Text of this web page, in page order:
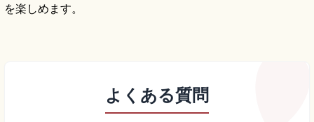
を楽しめます。
よくある質問